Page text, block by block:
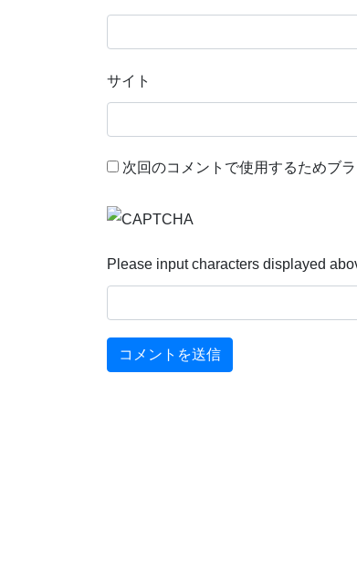
サイト
次回のコメントで使用するためブ
Please input characters displayed